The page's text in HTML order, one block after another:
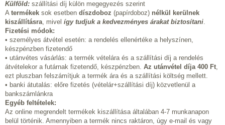
Külföld: szállítási díj külön megegyezés szerint
A termékek sok esetben díszdoboz (papírdoboz) nélkül kerülnek
kiszállításra, mivel így tudjuk a kedvezményes árakat biztosítani.
Fizetési módok:
• személyes átvétel esetén: a rendelés ellenértéke a helyszínen,
készpénzben fizetendő
• utánvétes vásárlás: a termék vételára és a szállítási díj a rendelés
átvételekor a futárnak fizetendő, készpénzben. Az utánvétel díja 400 Ft,
ezt pluszban felszámítjuk a termék ára és a szállítási költség mellett.
• banki átutalás: előre fizetés (vételár+szállítási díj) közvetlenül a
bankszámlánkra
Egyéb feltételek:
Az online megrendelt termékek kiszállítása általában 4-7 munkanapon
belül történik. Amennyiben a termék nincs raktáron, úgy e-mail és vagy